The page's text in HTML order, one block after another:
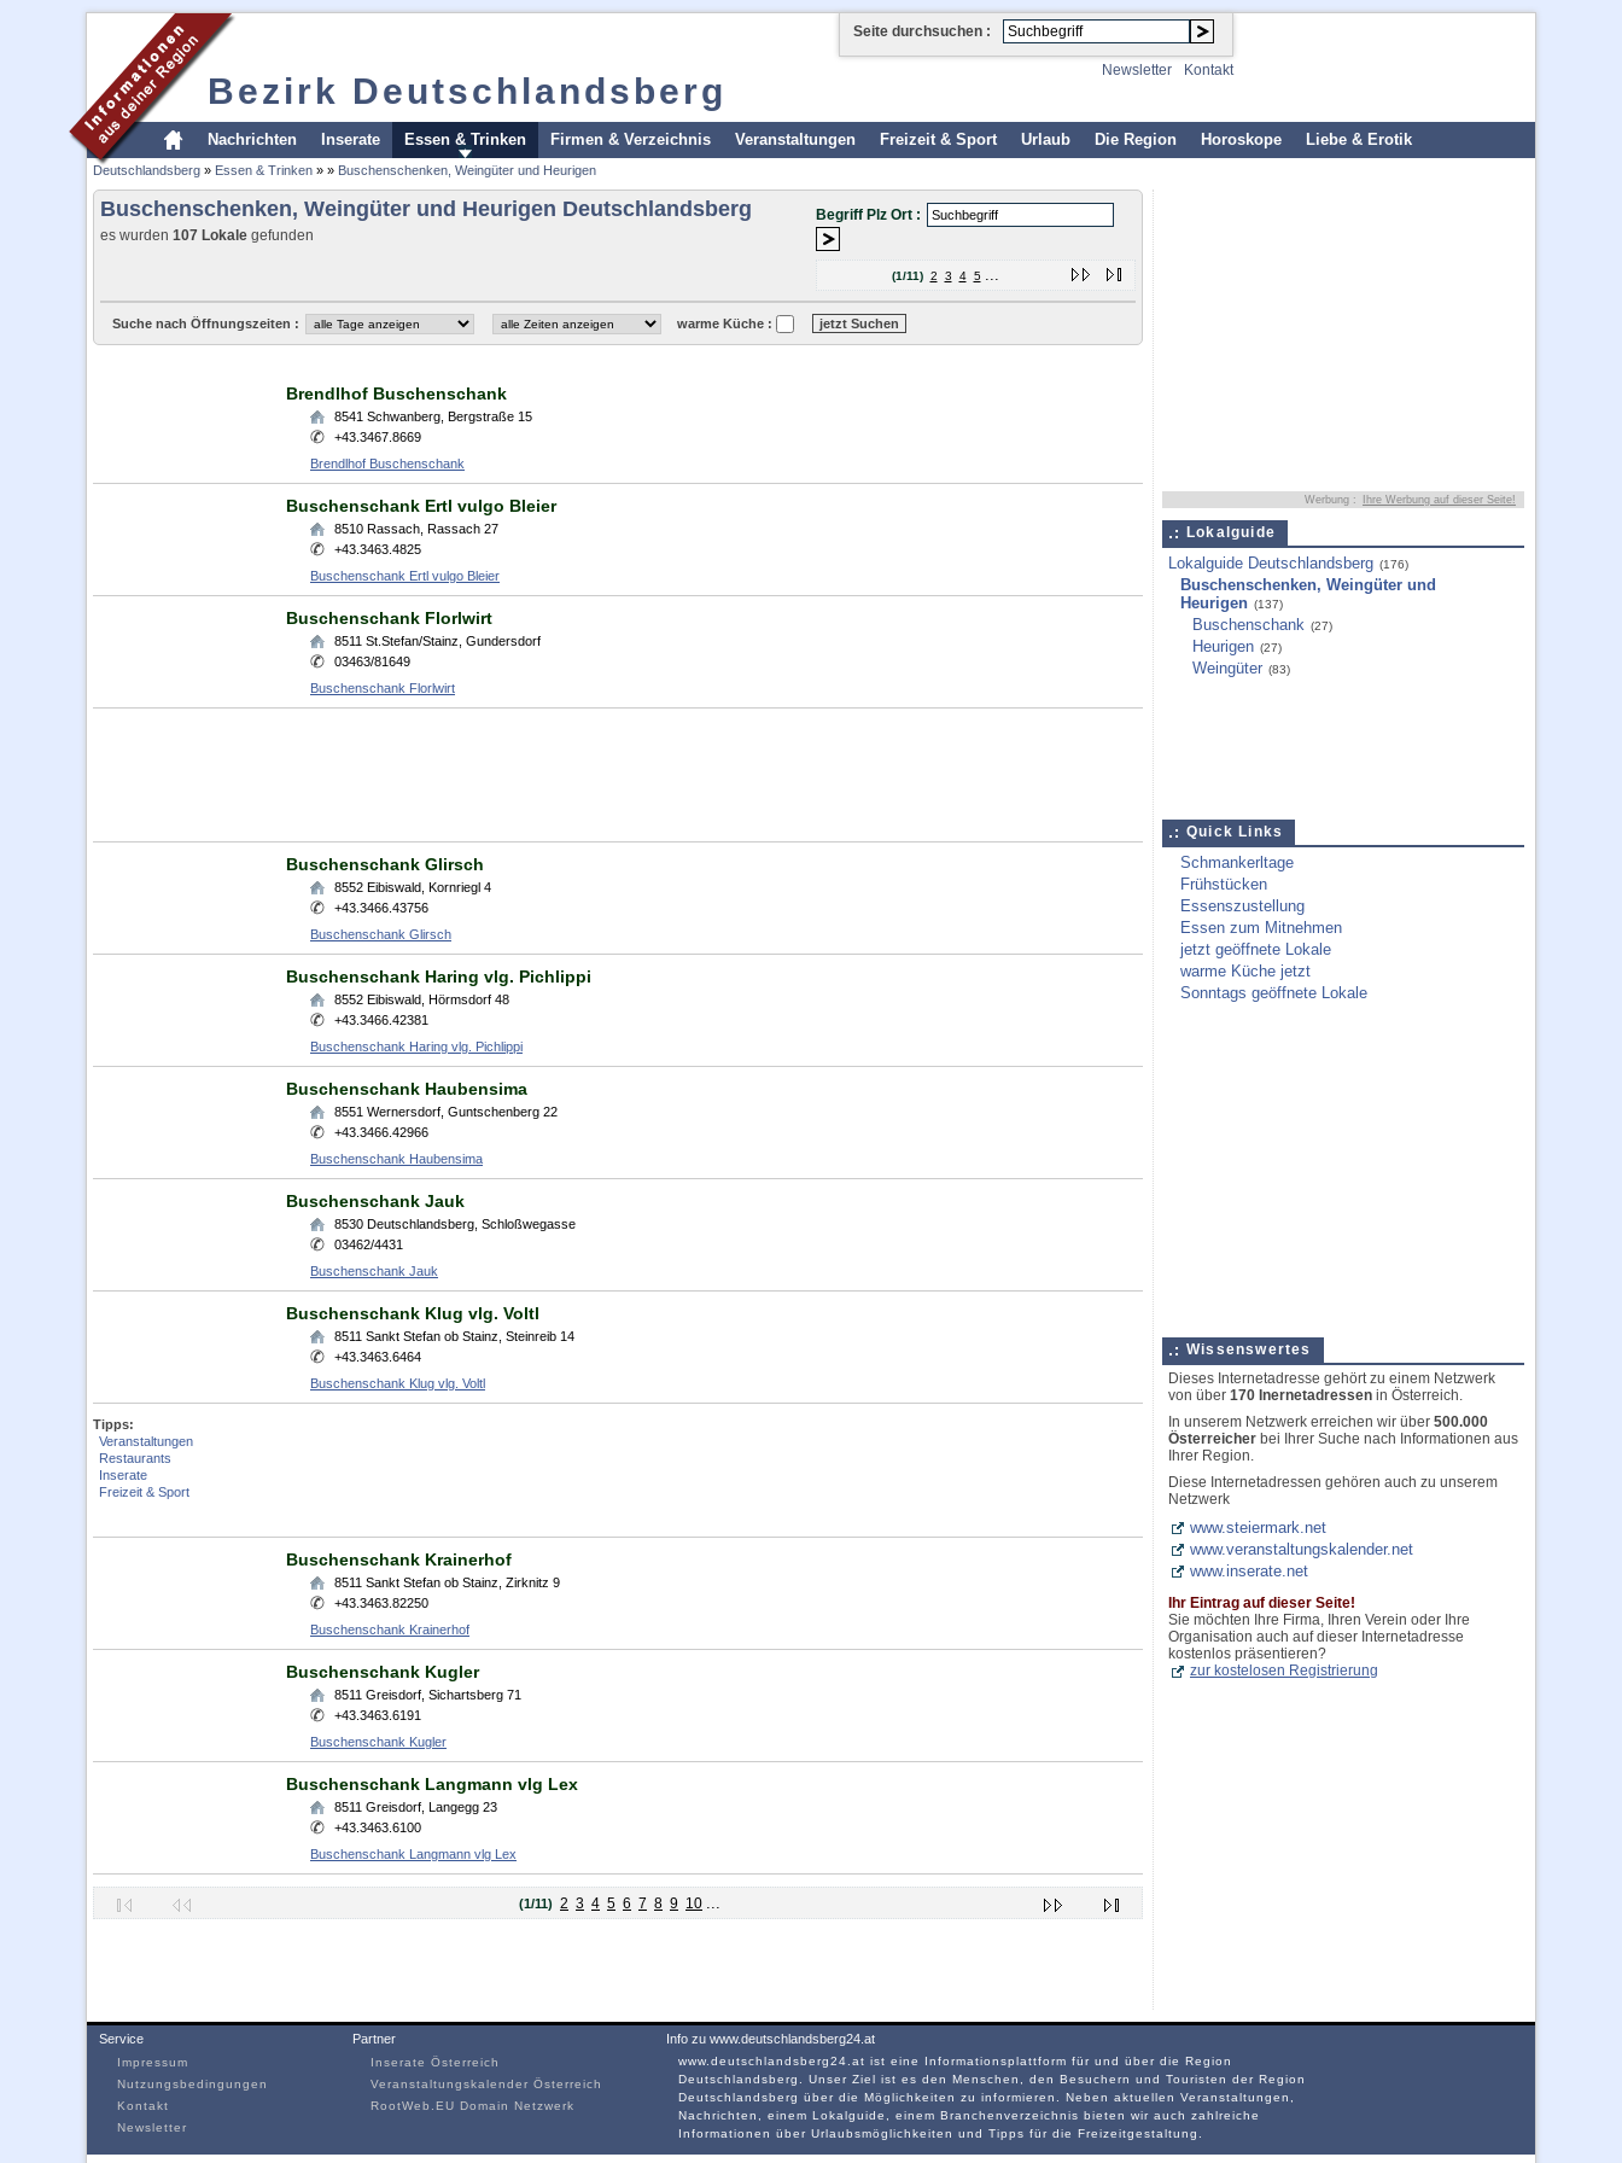
Bezirk Deutschlandsberg
Seite durchsuchen :
Newsletter Kontakt
Nachrichten Inserate Essen & Trinken Firmen & Verzeichnis Veranstaltungen Freizeit & Sport Urlaub Die Region Horoskope Liebe & Erotik
Deutschlandsberg » Essen & Trinken » » Buschenschenken, Weingüter und Heurigen
Buschenschenken, Weingüter und Heurigen Deutschlandsberg
es wurden 107 Lokale gefunden
Begriff Plz Ort :
(1/11) 2 3 4 5 ...
Suche nach Öffnungszeiten : warme Küche :
Brendlhof Buschenschank
8541 Schwanberg Bergstraße 15
+43.3467.8669
Brendlhof Buschenschank
Buschenschank Ertl vulgo Bleier
8510 Rassach Rassach 27
+43.3463.4825
Buschenschank Ertl vulgo Bleier
Buschenschank Florlwirt
8511 St.Stefan/Stainz Gundersdorf
03463/81649
Buschenschank Florlwirt
Buschenschank Glirsch
8552 Eibiswald Kornriegl 4
+43.3466.43756
Buschenschank Glirsch
Buschenschank Haring vlg. Pichlippi
8552 Eibiswald Hörmsdorf 48
+43.3466.42381
Buschenschank Haring vlg. Pichlippi
Buschenschank Haubensima
8551 Wernersdorf Guntschenberg 22
+43.3466.42966
Buschenschank Haubensima
Buschenschank Jauk
8530 Deutschlandsberg Schloßwegasse
03462/4431
Buschenschank Jauk
Buschenschank Klug vlg. Voltl
8511 Sankt Stefan ob Stainz Steinreib 14
+43.3463.6464
Buschenschank Klug vlg. Voltl
Tipps:
Veranstaltungen
Restaurants
Inserate
Freizeit & Sport
Buschenschank Krainerhof
8511 Sankt Stefan ob Stainz Zirknitz 9
+43.3463.82250
Buschenschank Krainerhof
Buschenschank Kugler
8511 Greisdorf Sichartsberg 71
+43.3463.6191
Buschenschank Kugler
Buschenschank Langmann vlg Lex
8511 Greisdorf Langegg 23
+43.3463.6100
Buschenschank Langmann vlg Lex
(1/11) 2 3 4 5 6 7 8 9 10 ...
Werbung : Ihre Werbung auf dieser Seite!
Lokalguide
Lokalguide Deutschlandsberg (176)
Buschenschenken, Weingüter und
Heurigen (137)
Buschenschank (27)
Heurigen (27)
Weingüter (83)
Quick Links
Schmankerltage
Frühstücken
Essenszustellung
Essen zum Mitnehmen
jetzt geöffnete Lokale
warme Küche jetzt
Sonntags geöffnete Lokale
Wissenswertes
Dieses Internetadresse gehört zu einem Netzwerk
von über 170 Inernetadressen in Österreich.
In unserem Netzwerk erreichen wir über 500.000
Österreicher bei Ihrer Suche nach Informationen aus
Ihrer Region.
Diese Internetadressen gehören auch zu unserem
Netzwerk
www.steiermark.net
www.veranstaltungskalender.net
www.inserate.net
Ihr Eintrag auf dieser Seite!
Sie möchten Ihre Firma, Ihren Verein oder Ihre
Organisation auch auf dieser Internetadresse
kostenlos präsentieren?
zur kostelosen Registrierung
Service
Impressum
Nutzungsbedingungen
Kontakt
Newsletter
Partner
Inserate Österreich
Veranstaltungskalender Österreich
RootWeb.EU Domain Netzwerk
Info zu www.deutschlandsberg24.at
www.deutschlandsberg24.at ist eine Informationsplattform für und über die Region
Deutschlandsberg. Unser Ziel ist es den Menschen, den Besuchern und Touristen der Region
Deutschlandsberg über die Möglichkeiten zu informieren. Neben aktuellen Veranstaltungen,
Nachrichten, einem Lokalguide, einem Branchenverzeichnis bieten wir auch zahlreiche
Informationen über Urlaubsmöglichkeiten und Tipps für die Freizeitgestaltung.